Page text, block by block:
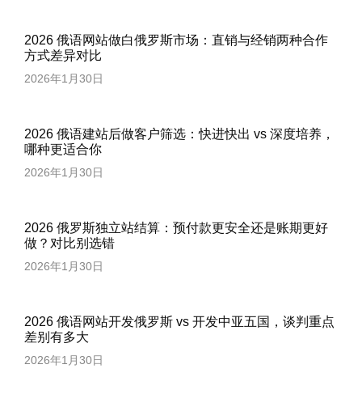
2026 俄语网站做白俄罗斯市场：直销与经销两种合作
方式差异对比
2026年1月30日
2026 俄语建站后做客户筛选：快进快出 vs 深度培养，
哪种更适合你
2026年1月30日
2026 俄罗斯独立站结算：预付款更安全还是账期更好
做？对比别选错
2026年1月30日
2026 俄语网站开发俄罗斯 vs 开发中亚五国，谈判重点
差别有多大
2026年1月30日